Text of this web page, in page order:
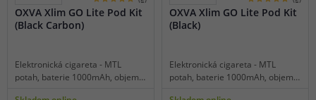
tuhosti potahu.
OXVA Xlim GO Lite Pod Kit
(Black Carbon)
Elektronická cigareta - MTL
potah, baterie 1000mAh, objem
OXVA Xlim GO Lite Pod Kit
(Black)
Elektronická cigareta - MTL
potah, baterie 1000mAh, objem